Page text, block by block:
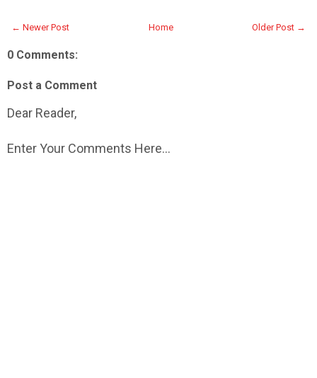
← Newer Post Older Post →
Home
0 Comments:
Post a Comment
Dear Reader,
Enter Your Comments Here...